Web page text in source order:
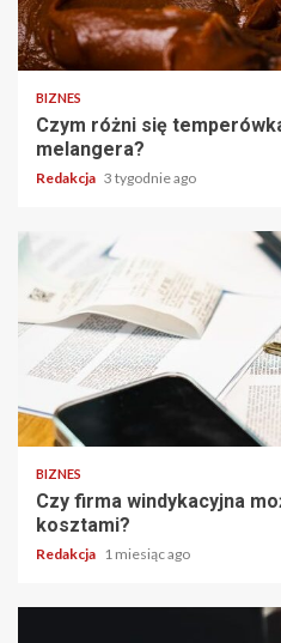
BIZNES
Czym różni się
melangera?
Redakcja 3 tygodnie ago
BIZNES
Czy firma windykacyjna
kosztami?
Redakcja 1 miesiąc ago